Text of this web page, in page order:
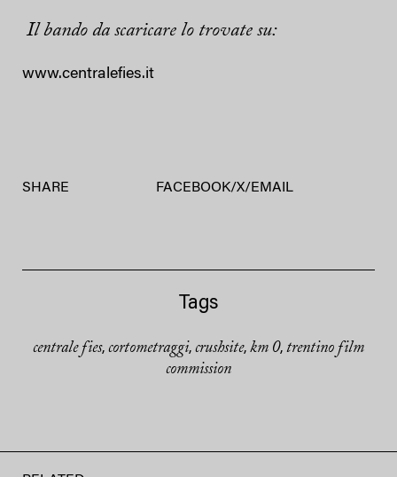
Il bando da scaricare lo trovate su:
www.centralefies.it
SHARE FACEBOOK/X/ EMAIL
Tags
centrale fies, cortometraggi, crushsite, km 0, trentino film
commission